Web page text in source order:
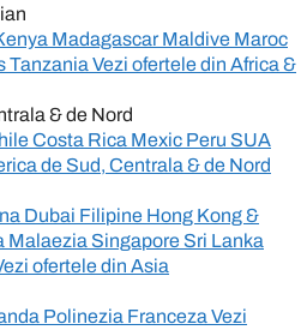
Madagascar Maldive Maroc
Tanzania Vezi ofertele din Africa &
& de Nord
Costa Rica Mexic Peru SUA
de Sud, Centrala & de Nord
Dubai Filipine Hong Kong &
Malaezia Singapore Sri Lanka
ofertele din Asia
Polinezia Franceza Vezi